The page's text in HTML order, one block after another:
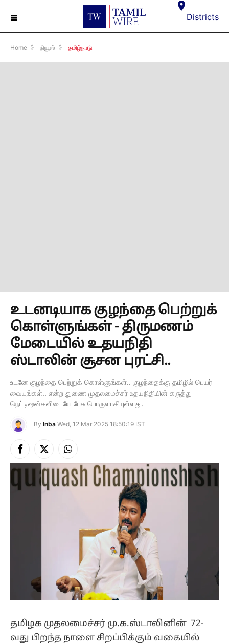
☰ Districts
Home 》 நியூஸ் 》 தமிழ்நாடு
உடனடியாக குழந்தை பெற்றுக்
கொள்ளுங்கள் - திருமணம்
மேடையில் உதயநிதி
ஸ்டாலின் சூசன புரட்சி..
உடனே குழந்தை பெற்றுக் கொள்ளுங்கள்.. குழந்தைக்கு தமிழில் பெயர்
வையுங்கள்.. என்ற துணை முதலமைச்சர் உதயநிதியின் கருத்து
நெட்டிஷன்களிடையே பேசு பொருளாகியுள்ளது.
By Inba Wed, 12 Mar 2025 18:50:19 IST
Facebook
X
(Twitter)
Instagram
தமிழக முதலமைச்சர் மு.க.ஸ்டாலினின் 72-
வது பிறந்த நாளை சிறப்பிக்கும் வகையில்